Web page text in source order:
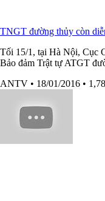
TNGT đường thủy còn
Tối 15/1, tại Hà Nội, Cục
Bảo đảm Trật tự ATGT
ANTV • 18/01/2016 •